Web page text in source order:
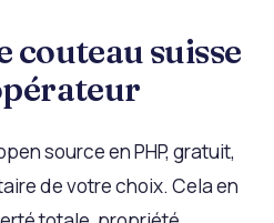
couteau suisse
source en PHP, gratuit,
de votre choix. Cela en